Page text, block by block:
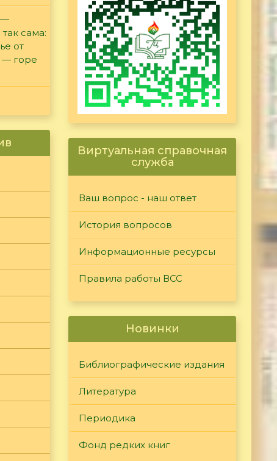
—
сама:
от
— горе
Виртуальная справочная
служба
Ваш вопрос - наш ответ
История вопросов
Информационные ресурсы
Правила работы ВСС
Новинки
Библиографические издания
Литература
Периодика
Фонд редких книг